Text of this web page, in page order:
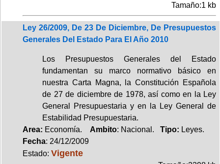
Tamaño:1 kb
Ley 26/2009, De 23 De Diciembre, De Presupuestos
Generales Del Estado Para El Año 2010
Los Presupuestos Generales del Estado
fundamentan su marco normativo básico en
nuestra Carta Magna, la Constitución Española
de 27 de diciembre de 1978, así como en la Ley
General Presupuestaria y en la Ley General de
Estabilidad Presupuestaria.
Area: Economía. Ambito: Nacional. Tipo: Leyes.
Fecha: 24/12/2009
Estado: Vigente